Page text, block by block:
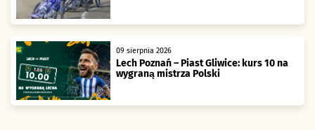
09 sierpnia 2026
Lech Poznań – Piast Gliwice: kurs 10 na
wygraną mistrza Polski